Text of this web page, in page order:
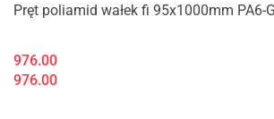
Pręt poliamid wałek fi 95x1000mm PA6-
976.00
976.00